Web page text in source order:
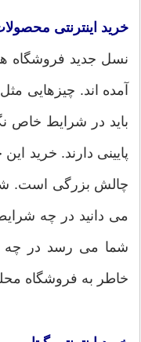
خرید اینترنتی
نسل جدید فروشگاه
آمده اند. چیزهایی
باید در شرایط
پایینی دارند. خرید
چالش بزرگی است.
می دانید در چه
شما می رسد در چه
خاطر به فروشگاه